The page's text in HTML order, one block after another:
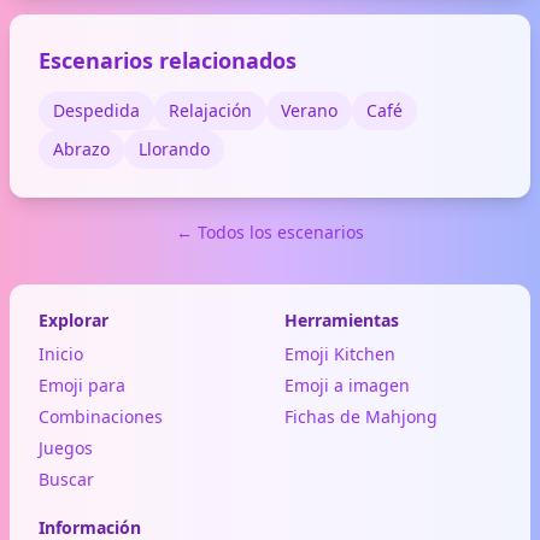
usa para expresar planes de
indicar que estás listo para
Escenarios relacionados
Despedida Relajación Verano
Café
Abrazo
Llorando
← Todos los escenarios
Explorar
Inicio
Emoji para
Combinaciones
Juegos
Buscar
Herramientas
Emoji Kitchen
Emoji a imagen
Fichas de Mahjong
Información